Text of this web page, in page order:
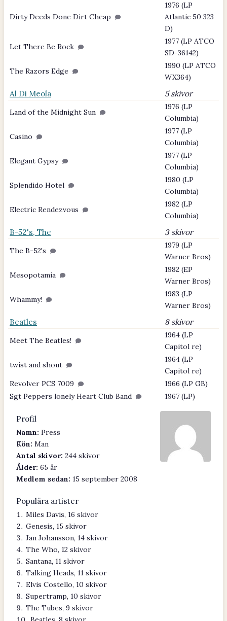
Dirty Deeds Done Dirt Cheap
1976 (LP
Atlantic 50 323
D)
Let There Be Rock
1977 (LP ATCO
SD-36142)
The Razors Edge
1990 (LP ATCO
WX364)
Al Di Meola 5 skivor
Land of the Midnight Sun
1976 (LP
Columbia)
Casino
1977 (LP
Columbia)
Elegant Gypsy
1977 (LP
Columbia)
Splendido Hotel
1980 (LP
Columbia)
Electric Rendezvous
1982 (LP
Columbia)
B-52's, The 3 skivor
The B-52's
1979 (LP
Warner Bros)
Mesopotamia
1982 (EP
Warner Bros)
Whammy!
1983 (LP
Warner Bros)
Beatles 8 skivor
Meet The Beatles!
1964 (LP
Capitol re)
twist and shout
1964 (LP
Capitol re)
Revolver PCS 7009
1966 (LP GB)
Sgt Peppers lonely Heart Club Band
1967 (LP)
Profil
Namn: Press
Kön: Man
Antal skivor: 244 skivor
Ålder: 65 år
Medlem sedan: 15 september 2008
Populära artister
Miles Davis, 16 skivor
Genesis, 15 skivor
Jan Johansson, 14 skivor
The Who, 12 skivor
Santana, 11 skivor
Talking Heads, 11 skivor
Elvis Costello, 10 skivor
Supertramp, 10 skivor
The Tubes, 9 skivor